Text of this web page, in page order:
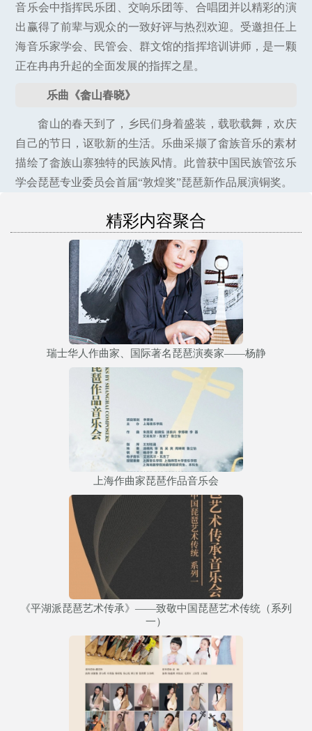
音乐会中指挥民乐团、交响乐团等、合唱团并以精彩的演
出赢得了前辈与观众的一致好评与热烈欢迎。受邀担任上
海音乐家学会、民管会、群文馆的指挥培训讲师，是一颗
正在冉冉升起的全面发展的指挥之星。
乐曲《畲山春晓》
畬山的春天到了，乡民们身着盛装，载歌载舞，欢庆
自己的节日，讴歌新的生活。乐曲采撷了畬族音乐的素材
描绘了畲族山寨独特的民族风情。此曾获中国民族管弦乐
学会琵琶专业委员会首届“敦煌奖”琵琶新作品展演铜奖。
精彩内容聚合
瑞士华人作曲家、国际著名琵琶演奏家——杨静
上海作曲家琵琶作品音乐会
《平湖派琵琶艺术传承》——致敬中国琵琶艺术传统（系列
一）